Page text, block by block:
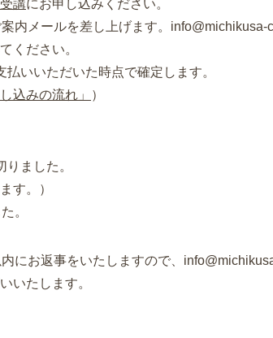
講にお申し込みください。
内メールを差し上げます。info@michikusa-
ください。
いいただいた時点で確定します。
込みの流れ」 ）
ました。
す。）
。
にお返事をいたしますので、
いたします。